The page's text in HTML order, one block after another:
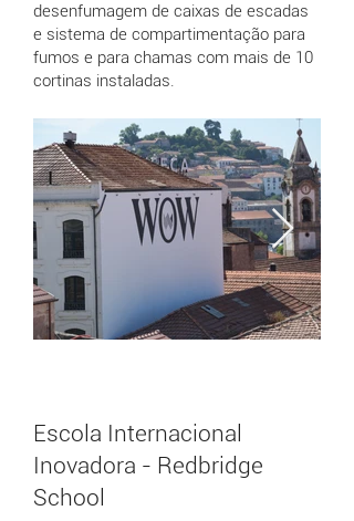
desenfumagem de caixas de escadas
e sistema de compartimentação para
fumos e para chamas com mais de 10
cortinas instaladas.
Escola Internacional
Inovadora - Redbridge
School